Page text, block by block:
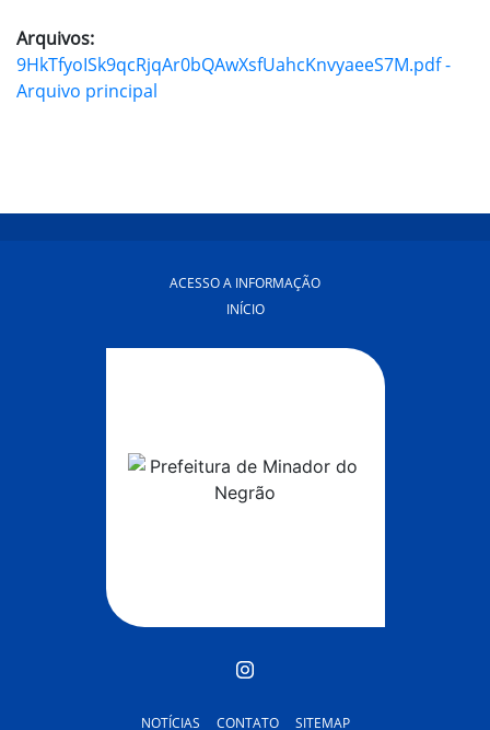
Arquivos:
9HkTfyoISk9qcRjqAr0bQAwXsfUahcKnvyaeeS7M.pdf -
Arquivo principal
ACESSO A INFORMAÇÃO
INÍCIO
NOTÍCIAS CONTATO SITEMAP